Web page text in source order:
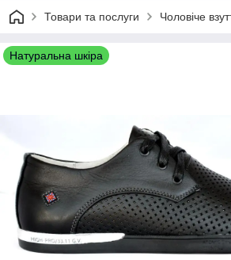
Товари та послуги Чоловіче
Натуральна шкіра